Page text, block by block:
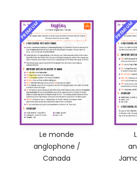
PREMIUM
Le monde
anglophone /
Canada
PREMIUM